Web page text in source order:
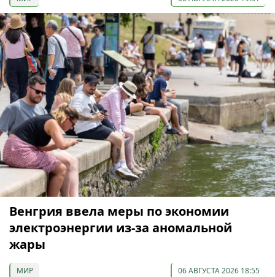
Венгрия ввела меры по экономии
электроэнергии из-за аномальной
жары
МИР 06 АВГУСТА 2026 18:55